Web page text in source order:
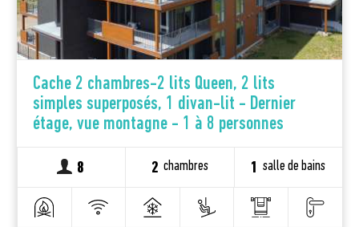
Cache 2 chambres-2 lits Queen, 2 lits
simples superposés, 1 divan-lit - Dernier
étage, vue montagne - 1 à 8 personnes
8 2 chambres 1 salle de bains